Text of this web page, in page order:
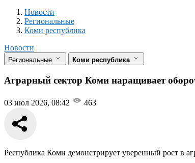
Новости
Разделы
Новости
Региональные
Коми республика
Новости
Региональные Коми республика
Аграрный сектор Коми наращивает
03 июл 2026, 08:42 463
Республика Коми демонстрирует уверенный рост в